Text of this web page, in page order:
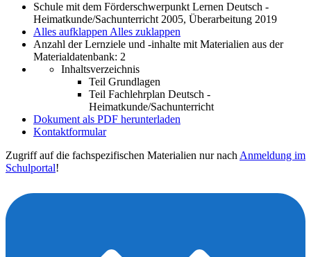
Schule mit dem Förderschwerpunkt Lernen Deutsch -
Heimatkunde/Sachunterricht 2005, Überarbeitung 2019
Alles aufklappen Alles zuklappen
Anzahl der Lernziele und -inhalte mit Materialien aus der
Materialdatenbank: 2
Inhaltsverzeichnis
Teil Grundlagen
Teil Fachlehrplan Deutsch -
Heimatkunde/Sachunterricht
Dokument als PDF herunterladen
Kontaktformular
Zugriff auf die fachspezifischen Materialien nur nach Anmeldung im
Schulportal!